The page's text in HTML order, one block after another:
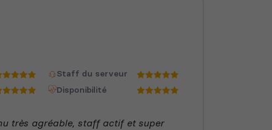
Staff du serveur
Disponibilité
très agréable, staff actif et super